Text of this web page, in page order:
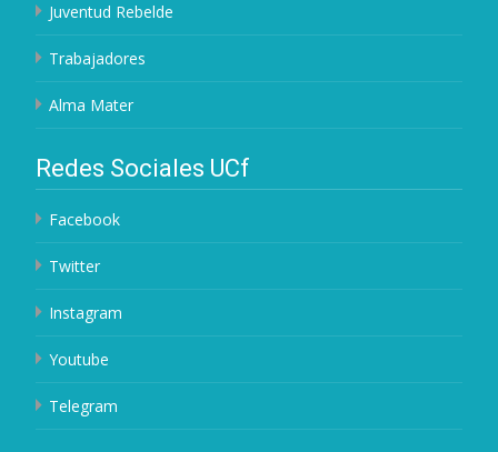
Juventud Rebelde
Trabajadores
Alma Mater
Redes Sociales UCf
Facebook
Twitter
Instagram
Youtube
Telegram